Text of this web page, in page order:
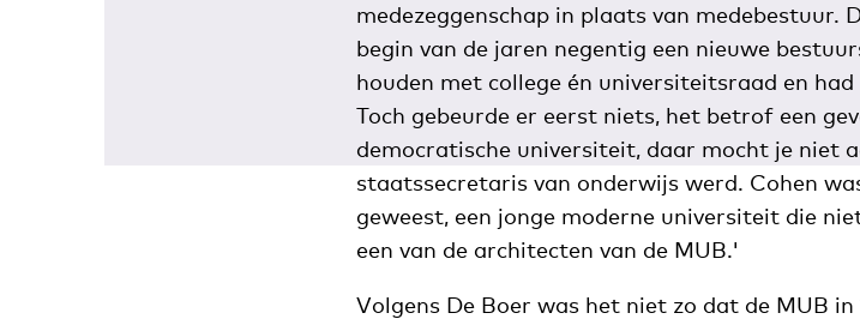
medezeggenschap in plaats van medebestuur.
begin van de jaren negentig een nieuwe
houden met college én universiteitsraad en
Toch gebeurde er eerst niets, het betrof een
democratische universiteit, daar mocht je niet
staatssecretaris van onderwijs werd. Cohen
geweest, een jonge moderne universiteit die
een van de architecten van de MUB.'
Volgens De Boer was het niet zo dat de MUB